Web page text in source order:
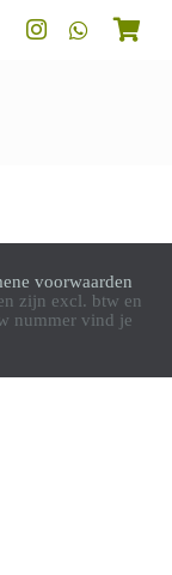
voorwaarden
zijn excl. btw en
nummer vind je